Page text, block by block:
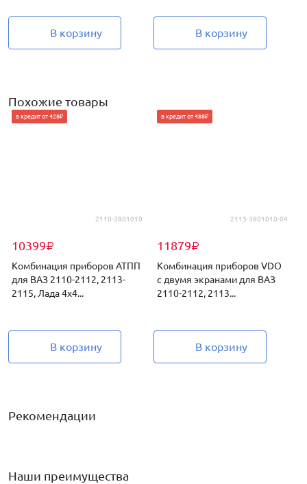
В корзину В корзину
Похожие товары
2110-3801010
10399₽
в кредит от 428₽
Комбинация приборов АТПП
для ВАЗ 2110-2112, 2113-
2115, Лада 4х4...
В корзину
2115-3801010-04
11879₽
в кредит от 488₽
Комбинация приборов VDO
с двумя экранами для ВАЗ
2110-2112, 2113...
В корзину
Рекомендации
Наши преимущества